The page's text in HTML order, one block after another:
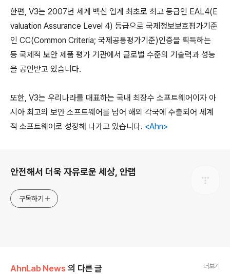
한편, V3는 2007년 세계 백신 업계 최초로 최고 등급인 EAL4(E
valuation Assurance Level 4) 등급으로 국제정보보호평가기준
인 CC(Common Criteria; 국제공통평가기준)인증을 획득하는
등 국제적 보안 제품 평가 기관에서 글로벌 수준의 기술력과 성능
을 공인받고 있습니다.
또한, V3는 우리나라를 대표하는 국내 최장수 소프트웨어이자 아
시아 최고의 보안 소프트웨어를 넘어 해외 각국에 수출되어 세계
적 소프트웨어로 성장해 나가고 있습니다. <Ahn>
안전해서 더욱 자유로운 세상, 안랩
구독하기
AhnLab News 의 다른 글 더보기